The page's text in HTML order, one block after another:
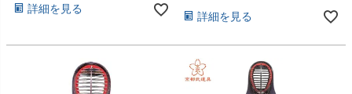
詳細を見る
詳細を見る